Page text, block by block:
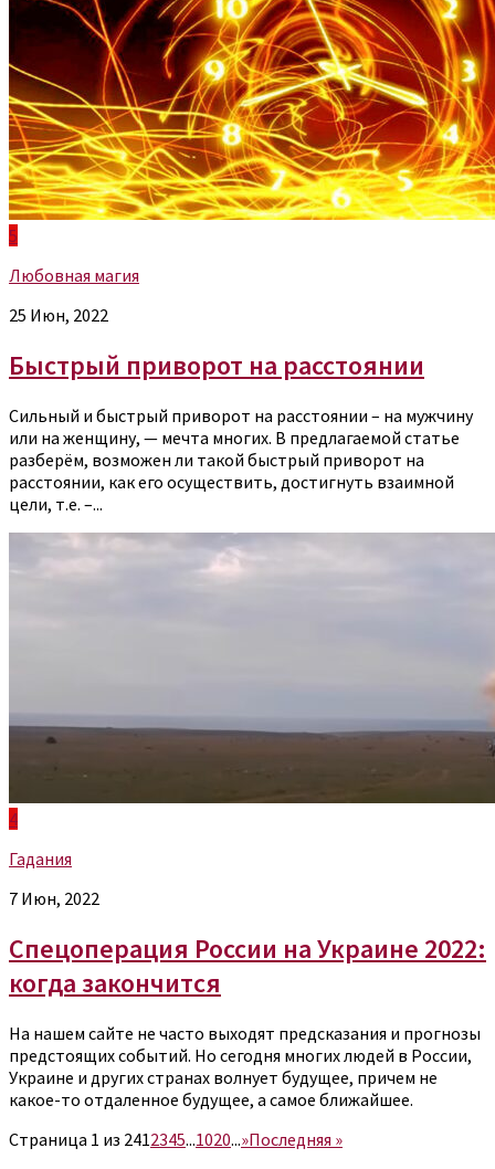
5
Любовная магия
25 Июн, 2022
Быстрый приворот на расстоянии
Сильный и быстрый приворот на расстоянии – на мужчину
или на женщину, — мечта многих. В предлагаемой статье
разберём, возможен ли такой быстрый приворот на
расстоянии, как его осуществить, достигнуть взаимной
цели, т.е. –...
4
Гадания
7 Июн, 2022
Спецоперация России на Украине 2022:
когда закончится
На нашем сайте не часто выходят предсказания и прогнозы
предстоящих событий. Но сегодня многих людей в России,
Украине и других странах волнует будущее, причем не
какое-то отдаленное будущее, а самое ближайшее.
Страница 1 из 2412345...1020...»Последняя »